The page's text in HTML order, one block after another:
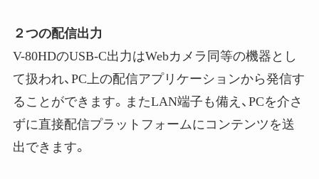
２つの配信出力
V-80HDのUSB-C出力はWebカメラ同等の機器とし
て扱われ、PC上の配信アプリケーションから発信す
ることができます。またLAN端子も備え、PCを介さ
ずに直接配信プラットフォームにコンテンツを送
出できます。